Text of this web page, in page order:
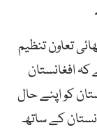
تعاون تنظیم
افغانستان
کو اپنے حال
کے ساتھ